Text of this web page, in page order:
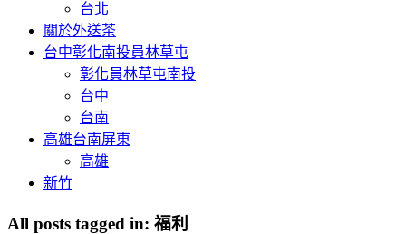
台北
關於外送茶
台中彰化南投員林草屯
彰化員林草屯南投
台中
台南
高雄台南屏東
高雄
新竹
All posts tagged in: 福利